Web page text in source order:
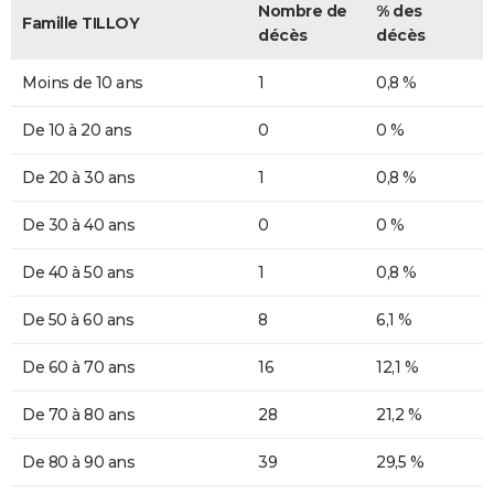
Famille TILLOY
Nombre de
décès
% des
décès
Moins de 10 ans 1 0,8 %
De 10 à 20 ans 0 0 %
De 20 à 30 ans 1 0,8 %
De 30 à 40 ans 0 0 %
De 40 à 50 ans 1 0,8 %
De 50 à 60 ans 8 6,1 %
De 60 à 70 ans 16 12,1 %
De 70 à 80 ans 28 21,2 %
De 80 à 90 ans 39 29,5 %